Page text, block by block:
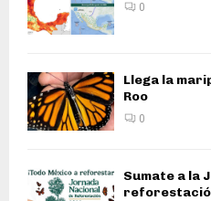
0
Llega la
Roo
0
Sumate a la